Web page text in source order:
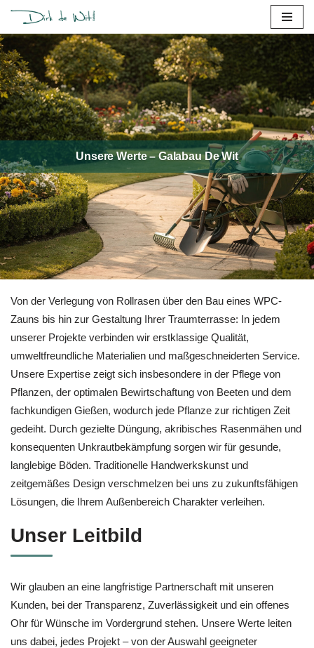
Zum
Inhalt
springen
Unsere Werte – Galabau De Wit
Von der Verlegung von Rollrasen über den Bau eines WPC-
Zauns bis hin zur Gestaltung Ihrer Traumterrasse: In jedem
unserer Projekte verbinden wir erstklassige Qualität,
umweltfreundliche Materialien und maßgeschneiderten Service.
Unsere Expertise zeigt sich insbesondere in der Pflege von
Pflanzen, der optimalen Bewirtschaftung von Beeten und dem
fachkundigen Gießen, wodurch jede Pflanze zur richtigen Zeit
gedeiht. Durch gezielte Düngung, akribisches Rasenmähen und
konsequenten Unkrautbekämpfung sorgen wir für gesunde,
langlebige Böden. Traditionelle Handwerkskunst und
zeitgemäßes Design verschmelzen bei uns zu zukunftsfähigen
Lösungen, die Ihrem Außenbereich Charakter verleihen.
Unser Leitbild
Wir glauben an eine langfristige Partnerschaft mit unseren
Kunden, bei der Transparenz, Zuverlässigkeit und ein offenes
Ohr für Wünsche im Vordergrund stehen. Unsere Werte leiten
uns dabei, jedes Projekt – von der Auswahl geeigneter